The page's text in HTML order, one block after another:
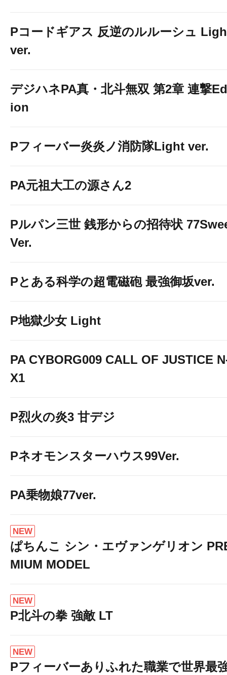
Pコードギアス 反逆のルルーシュ
ver.
デジハネPA真・北斗無双 第2章 連撃
ion
Pフィーバー炎炎ノ消防隊Light ver.
PA元祖大工の源さん2
Pルパン三世 銭形からの招待状
Ver.
Pとある科学の超電磁砲 最強御坂ver.
P地獄少女 Light
PA CYBORG009 CALL OF JUSTICE
X1
P烈火の炎3 甘デジ
Pネオモンスターハウス99Ver.
PA乗物娘77ver.
NEW
ぱちんこ シン・エヴァンゲリオン
MIUM MODEL
NEW
P北斗の拳 強敵 LT
NEW
Pフィーバーありふれた職業で世界最